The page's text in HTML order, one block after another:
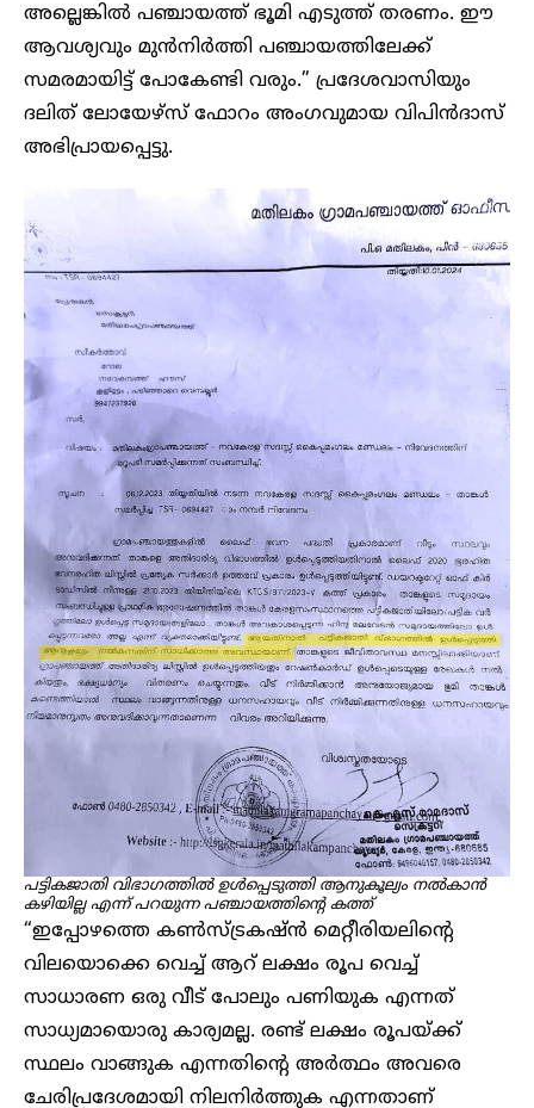
അല്ലെങ്കിൽ പഞ്ചായത്ത് ഭൂമി എടുത്ത് തരണം. ഈ
ആവശ്യവും മുൻനിർത്തി പഞ്ചായത്തിലേക്ക്
സമരമായിട്ട് പോകേണ്ടി വരും.” പ്രദേശവാസിയും
ദലിത് ലോയേഴ്സ് ഫോറം അംഗവുമായ വിപിൻദാസ്
അഭിപ്രായപ്പെട്ടു.
പട്ടികജാതി വിഭാ​ഗത്തിൽ ഉൾപ്പെടുത്തി ആനുകൂല്യം നൽകാൻ
കഴിയില്ല എന്ന് പറയുന്ന പഞ്ചായത്തിന്റെ കത്ത്
“ഇപ്പോഴത്തെ കൺസ്ട്രകഷ്ൻ മെറ്റീരിയലിന്റെ
വിലയൊക്കെ വെച്ച് ആറ് ലക്ഷം രൂപ വെച്ച്
സാധാരണ ഒരു വീട് പോലും പണിയുക എന്നത്
സാധ്യമായൊരു കാര്യമല്ല. രണ്ട് ലക്ഷം രൂപയ്ക്ക്
സ്ഥലം വാങ്ങുക എന്നതിന്റെ അർത്ഥം അവരെ
ചേരിപ്രദേശമായി നിലനിർത്തുക എന്നതാണ്